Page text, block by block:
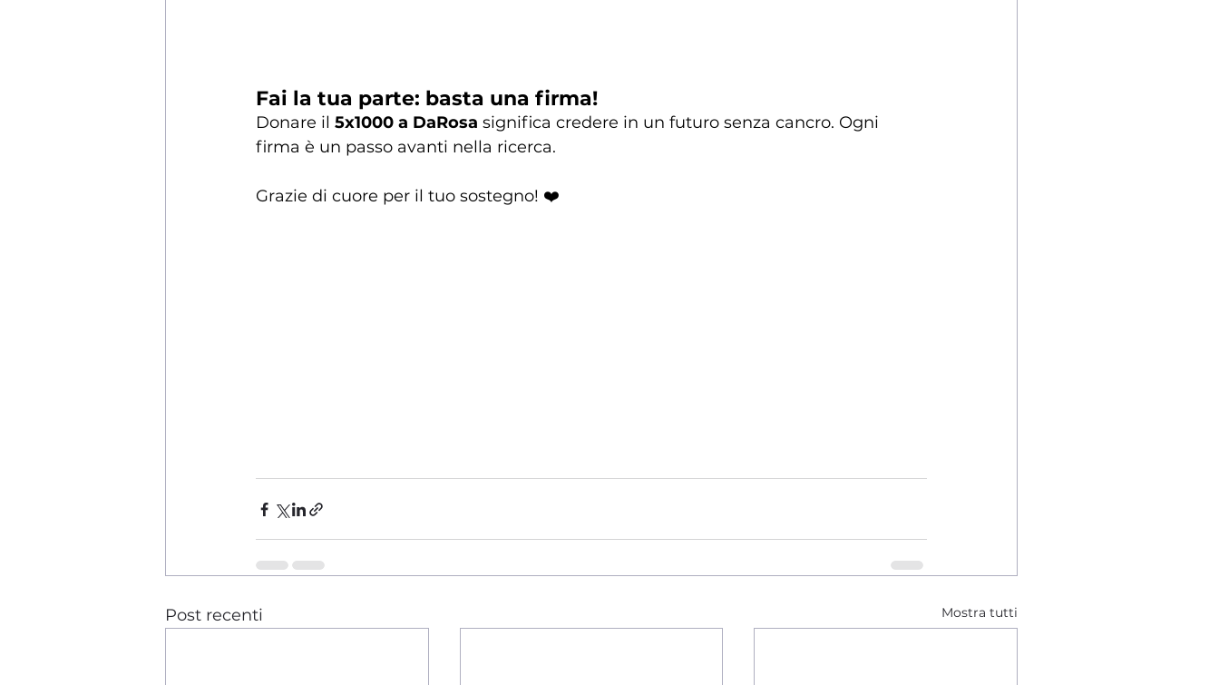
Fai la tua parte: basta una firma!
Donare il 5x1000 a DaRosa significa credere in un futuro senza cancro. Ogni
firma è un passo avanti nella ricerca.
Grazie di cuore per il tuo sostegno! ❤️
Post recenti Mostra tutti